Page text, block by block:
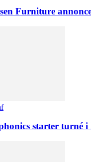
Furniture
starter turné